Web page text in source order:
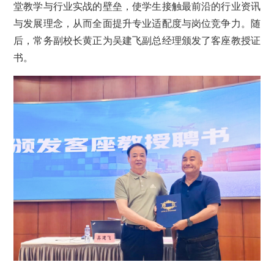
堂教学与行业实战的壁垒，使学生接触最前沿的行业资讯
与发展理念，从而全面提升专业适配度与岗位竞争力。随
后，常务副校长黄正为吴建飞副总经理颁发了客座教授证
书。